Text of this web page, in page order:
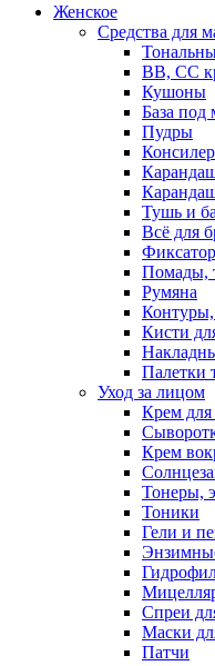
Женское
Средства для
BB, CC
Кушоны
База под
Пудры
Тушь и
Всё для
Помады,
Румяна
Контуры,
Кисти
Палетки
Уход за лицом
Крем для
Крем
Тонеры,
Тоники
Гели и
Спреи
Маски
Патчи